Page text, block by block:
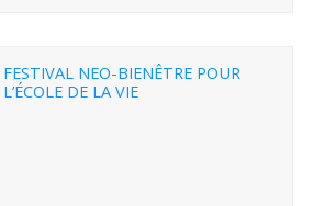
FESTIVAL NEO-BIENÊTRE POUR
L’ÉCOLE DE LA VIE